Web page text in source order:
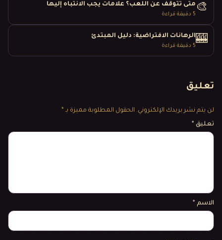
🎨 متى تتوقف عن اللعب؟ علامات يجب الانتباه إليها
5 دقيقة قراءة
🎰الرهانات الافتراضية: دليل المبتدئ
5 دقيقة قراءة
تعليق
لن يتم نشر بريدك الإلكتروني. الحقول المطلوبة مميزة بـ *
تعليق *
الاسم *